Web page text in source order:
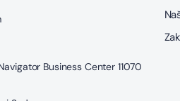
Business Center 11070